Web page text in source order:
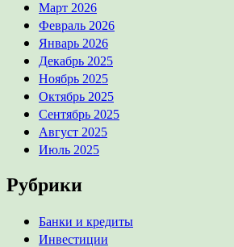
Март 2026
Февраль 2026
Январь 2026
Декабрь 2025
Ноябрь 2025
Октябрь 2025
Сентябрь 2025
Август 2025
Июль 2025
Рубрики
Банки и кредиты
Инвестиции